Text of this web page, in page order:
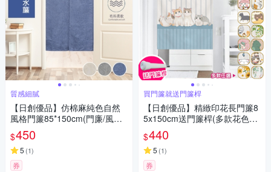
質感細膩
【日創優品】仿棉麻純色自然
風格門簾85*150cm(門廉/風水
簾/窗簾/掛毯/隔簾/廚房 浴室 門
簾)
$450
5 (1)
券
買門簾就送門簾桿
【日創優品】精緻印花長門簾8
5x150cm送門簾桿(多款花色門
簾選擇/風水簾/長門簾)
$440
5 (1)
券